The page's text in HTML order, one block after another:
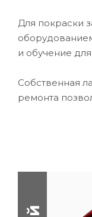
Для покраски
и обучение
Собственная
ремонта